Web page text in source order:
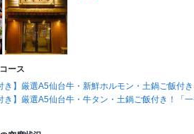
ース
き】厳選A5仙台牛・新鮮ホルモン・土鍋ご飯付
き】厳選A5仙台牛・牛タン・土鍋ご飯付き！「